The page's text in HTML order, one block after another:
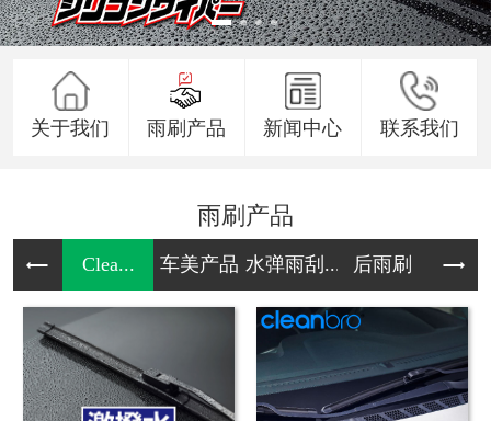
关于我们 雨刷产品 新闻中心 联系我们
雨刷产品
Clea... 车美产品 水弹雨刮... 后雨刷 雪